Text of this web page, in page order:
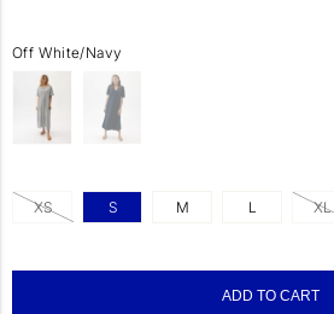
Off White/Navy
XS S M L XL
ADD TO CART